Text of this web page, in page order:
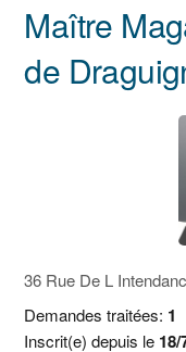
Maître
de
36 Rue De L
Demandes traitées: 1
Inscrit(e) depuis le 18/